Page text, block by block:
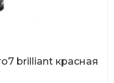
brilliant красная